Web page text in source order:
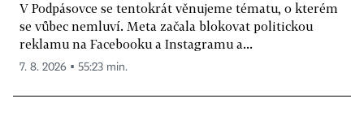
V Podpásovce se tentokrát věnujeme tématu, o kterém
se vůbec nemluví. Meta začala blokovat politickou
reklamu na Facebooku a Instagramu a...
7. 8. 2026 ▪ 55:23 min.